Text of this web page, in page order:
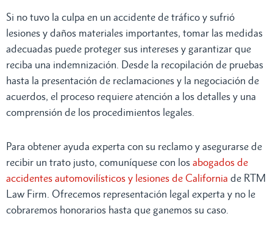
Si no tuvo la culpa en un accidente de tráfico y sufrió
lesiones y daños materiales importantes, tomar las medidas
adecuadas puede proteger sus intereses y garantizar que
reciba una indemnización. Desde la recopilación de pruebas
hasta la presentación de reclamaciones y la negociación de
acuerdos, el proceso requiere atención a los detalles y una
comprensión de los procedimientos legales.
Para obtener ayuda experta con su reclamo y asegurarse de
recibir un trato justo, comuníquese con los abogados de
accidentes automovilísticos y lesiones de California de RTM
Law Firm. Ofrecemos representación legal experta y no le
cobraremos honorarios hasta que ganemos su caso.